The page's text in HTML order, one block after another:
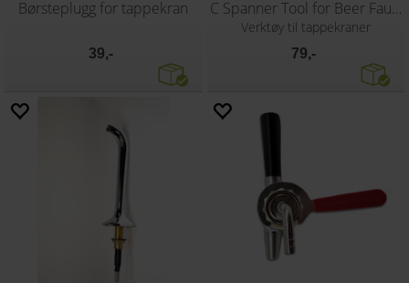
Børsteplugg for tappekran
39,-
C Spanner Tool for Beer Faucet Collet
Verktøy til tappekraner
79,-